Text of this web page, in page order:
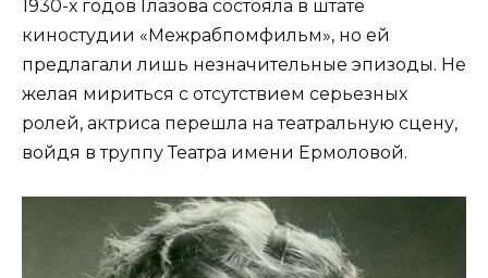
1930-х годов Глазова состояла в штате
киностудии «Межрабпомфильм», но ей
предлагали лишь незначительные эпизоды. Не
желая мириться с отсутствием серьезных
ролей, актриса перешла на театральную сцену,
войдя в труппу Театра имени Ермоловой.